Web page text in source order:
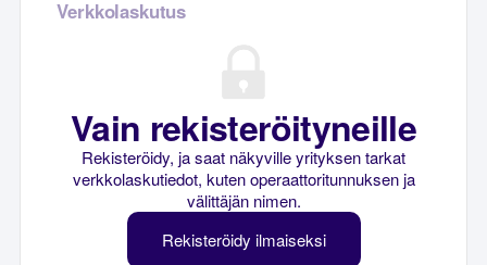
Verkkolaskutus
Vain rekisteröityneille
Rekisteröidy, ja saat näkyville yrityksen tarkat
verkkolaskutiedot, kuten operaattoritunnuksen ja
välittäjän nimen.
Rekisteröidy ilmaiseksi